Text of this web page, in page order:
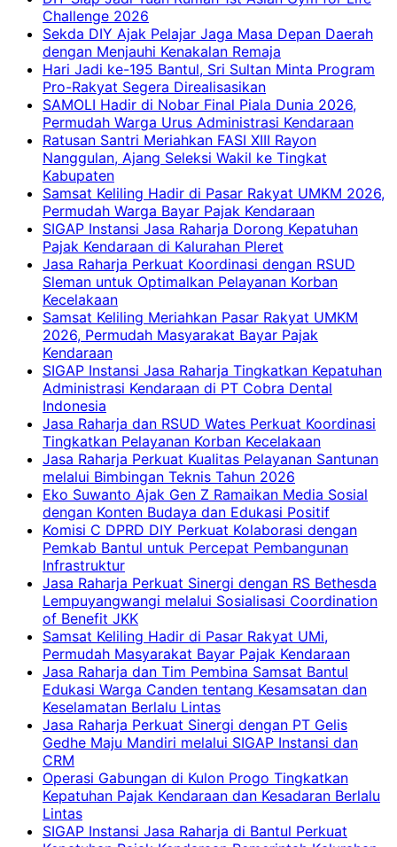
Challenge 2026
Sekda DIY Ajak Pelajar Jaga Masa Depan Daerah
dengan Menjauhi Kenakalan Remaja
Hari Jadi ke-195 Bantul, Sri Sultan Minta Program
Pro-Rakyat Segera Direalisasikan
SAMOLI Hadir di Nobar Final Piala Dunia 2026,
Permudah Warga Urus Administrasi Kendaraan
Ratusan Santri Meriahkan FASI XIII Rayon
Nanggulan, Ajang Seleksi Wakil ke Tingkat
Kabupaten
Samsat Keliling Hadir di Pasar Rakyat UMKM 2026,
Permudah Warga Bayar Pajak Kendaraan
SIGAP Instansi Jasa Raharja Dorong Kepatuhan
Pajak Kendaraan di Kalurahan Pleret
Jasa Raharja Perkuat Koordinasi dengan RSUD
Sleman untuk Optimalkan Pelayanan Korban
Kecelakaan
Samsat Keliling Meriahkan Pasar Rakyat UMKM
2026, Permudah Masyarakat Bayar Pajak
Kendaraan
SIGAP Instansi Jasa Raharja Tingkatkan Kepatuhan
Administrasi Kendaraan di PT Cobra Dental
Indonesia
Jasa Raharja dan RSUD Wates Perkuat Koordinasi
Tingkatkan Pelayanan Korban Kecelakaan
Jasa Raharja Perkuat Kualitas Pelayanan Santunan
melalui Bimbingan Teknis Tahun 2026
Eko Suwanto Ajak Gen Z Ramaikan Media Sosial
dengan Konten Budaya dan Edukasi Positif
Komisi C DPRD DIY Perkuat Kolaborasi dengan
Pemkab Bantul untuk Percepat Pembangunan
Infrastruktur
Jasa Raharja Perkuat Sinergi dengan RS Bethesda
Lempuyangwangi melalui Sosialisasi Coordination
of Benefit JKK
Samsat Keliling Hadir di Pasar Rakyat UMi,
Permudah Masyarakat Bayar Pajak Kendaraan
Jasa Raharja dan Tim Pembina Samsat Bantul
Edukasi Warga Canden tentang Kesamsatan dan
Keselamatan Berlalu Lintas
Jasa Raharja Perkuat Sinergi dengan PT Gelis
Gedhe Maju Mandiri melalui SIGAP Instansi dan
CRM
Operasi Gabungan di Kulon Progo Tingkatkan
Kepatuhan Pajak Kendaraan dan Kesadaran Berlalu
Lintas
SIGAP Instansi Jasa Raharja di Bantul Perkuat